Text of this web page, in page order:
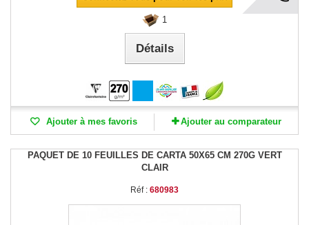
1
Détails
Ajouter à mes favoris Ajouter au comparateur
PAQUET DE 10 FEUILLES DE CARTA 50X65 CM 270G VERT
CLAIR
Réf : 680983